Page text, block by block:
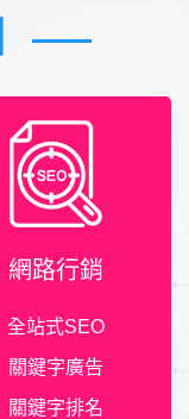
網路行銷
全站式SEO
關鍵字廣告
關鍵字排名